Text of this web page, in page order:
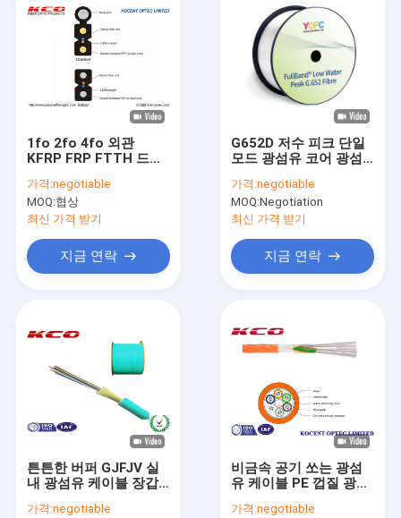
제품
비디오
우리 에 관한 것
1fo 2fo 4fo 외관
KFRP FRP FTTH 드롭
PVC
가격:negotiable
MOQ:협상
최신 가격 받기
지금 연락
G652D 저수 피크 단일
모드 광섬유 코어 광섬
유
가격:negotiable
MOQ:Negotiation
최신 가격 받기
지금 연락
튼튼한 버퍼 GJFJV 실
내 광섬유 케이블 장갑
가격:negotiable
비금속 공기 쏘는 광섬
유 케이블 PE 껍질 광섬
가격:negotiable